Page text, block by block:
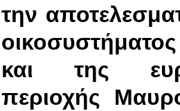
την
και της
περιοχής